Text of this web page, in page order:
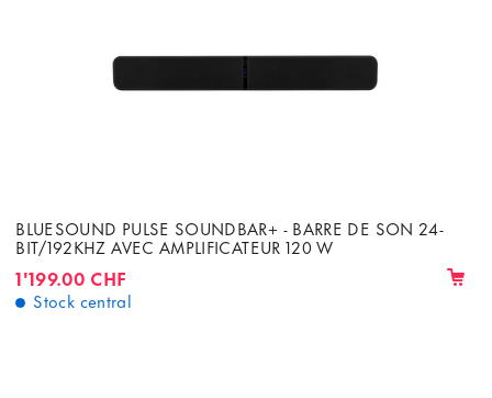
BLUESOUND PULSE SOUNDBAR+ - BARRE DE SON 24-
BIT/192KHZ AVEC AMPLIFICATEUR 120 W
1'199.00 CHF
Stock central